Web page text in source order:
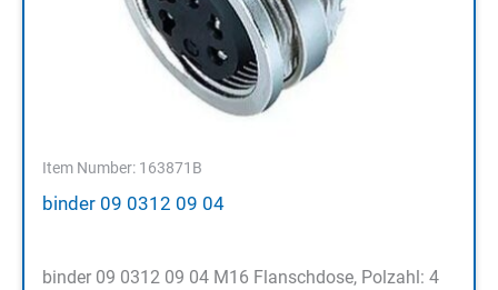
Item Number: 163871B
binder 09 0312 09 04
binder 09 0312 09 04 M16 Flanschdose, Polzahl: 4